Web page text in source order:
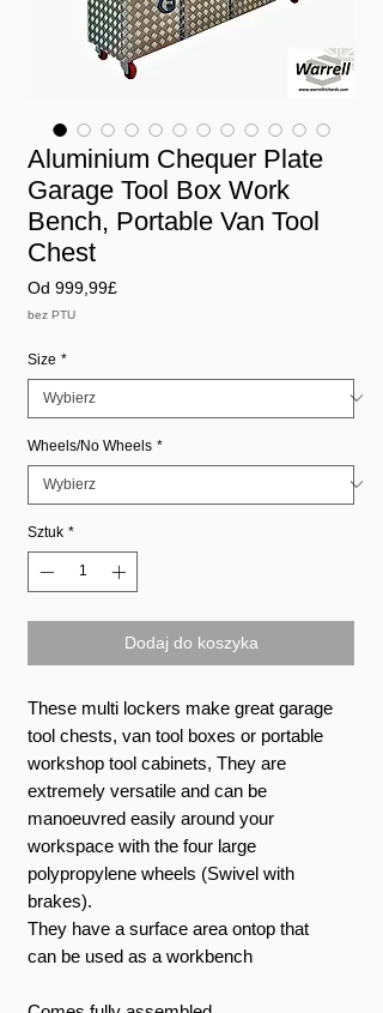
Aluminium Chequer Plate
Garage Tool Box Work
Bench, Portable Van Tool
Chest
Od 999,99£
bez PTU
Size *
Wheels/No Wheels *
Sztuk *
Dodaj do koszyka
These multi lockers make great garage
tool chests, van tool boxes or portable
workshop tool cabinets, They are
extremely versatile and can be
manoeuvred easily around your
workspace with the four large
polypropylene wheels (Swivel with
brakes).
They have a surface area ontop that
can be used as a workbench